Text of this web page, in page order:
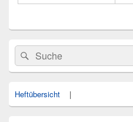
Primärer
Seitenleisten
Widget-
Bereich
Search
for:
Suche
Heftübersicht |